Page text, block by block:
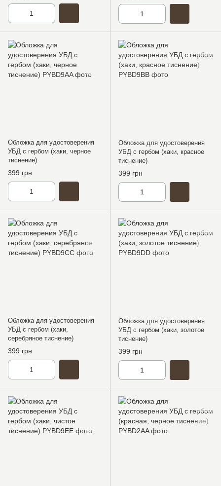
Обложка для удостоверения
УБД с гербом (хаки, черное
тиснение)
399 грн
Обложка для удостоверения
УБД с гербом (хаки, красное
тиснение)
399 грн
Обложка для удостоверения
УБД с гербом (хаки,
серебряное тиснение)
399 грн
Обложка для удостоверения
УБД с гербом (хаки, золотое
тиснение)
399 грн